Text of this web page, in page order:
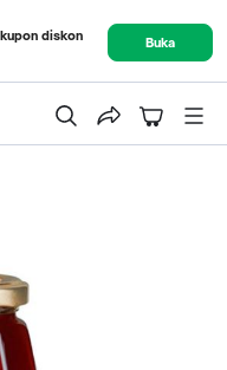
diskon
Buka